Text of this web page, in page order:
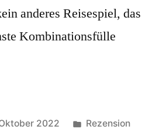
anderes Reisespiel, das
Kombinationsfülle
2022
Veröffentlicht
Rezension